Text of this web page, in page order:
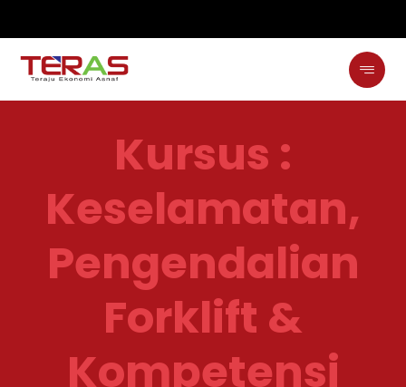
Kursus :
Keselamatan,
Pengendalian
Forklift &
Kompetensi